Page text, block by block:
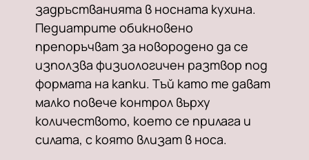
задръстванията в носната кухина.
Педиатрите обикновено
препоръчват за новородено да се
използва физиологичен разтвор под
формата на капки. Тъй като те дават
малко повече контрол върху
количеството, което се прилага и
силата, с която влизат в носа.